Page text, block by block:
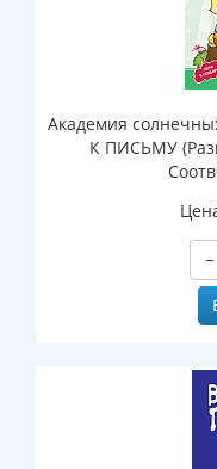
Академия
К ПИСЬМУ
−